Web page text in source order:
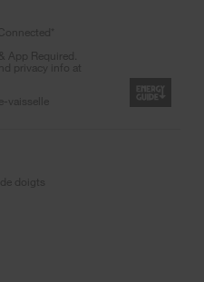
App Required.
privacy info at
vaisselle
doigts